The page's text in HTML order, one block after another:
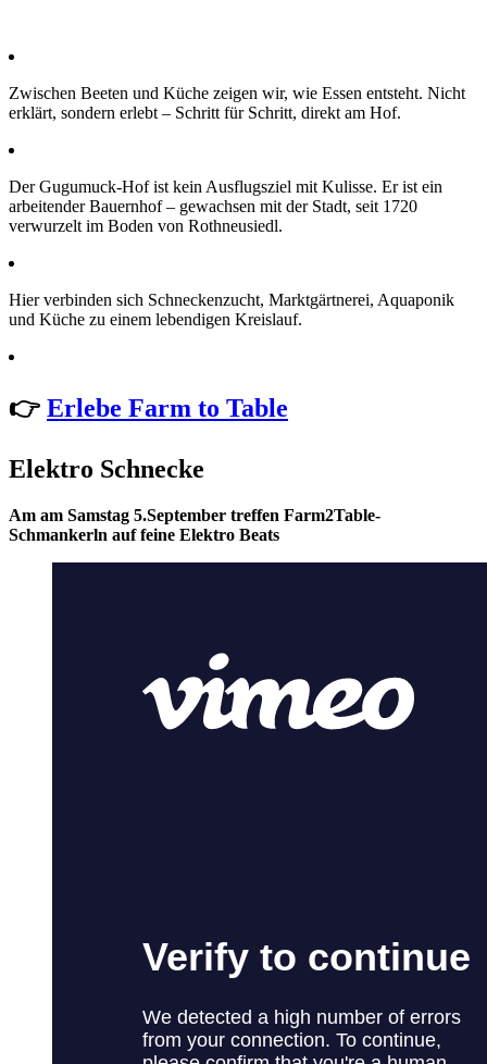
Zwischen Beeten und Küche zeigen wir, wie Essen entsteht. Nicht
erklärt, sondern erlebt – Schritt für Schritt, direkt am Hof.
Der Gugumuck-Hof ist kein Ausflugsziel mit Kulisse. Er ist ein
arbeitender Bauernhof – gewachsen mit der Stadt, seit 1720
verwurzelt im Boden von Rothneusiedl.
Hier verbinden sich Schneckenzucht, Marktgärtnerei, Aquaponik
und Küche zu einem lebendigen Kreislauf.
👉 Erlebe Farm to Table
Elektro Schnecke
Am am Samstag 5.September treffen Farm2Table-
Schmankerln auf feine Elektro Beats